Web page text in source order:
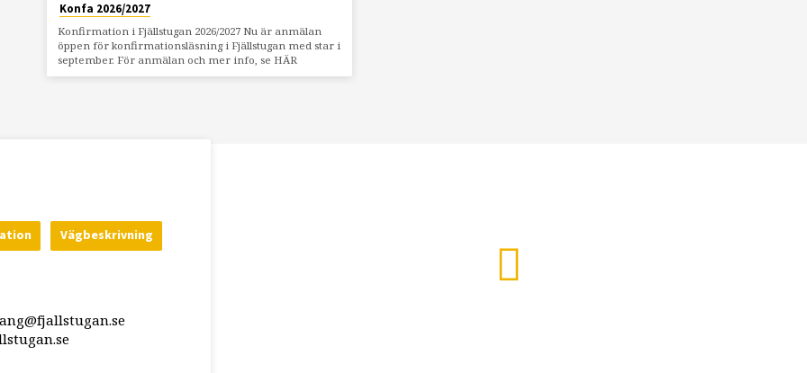
Konfa 2026/2027
Konfirmation i Fjällstugan 2026/2027 Nu är anmälan
öppen för konfirmationsläsning i Fjällstugan med star i
september. För anmälan och mer info, se HÄR
Vägbeskrivning